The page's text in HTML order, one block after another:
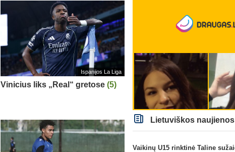
Ispanijos La Liga
Vinicius liks „Real“ gretose (5)
Lietuviškos naujienos